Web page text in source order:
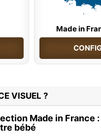
Made in
VISUEL ?
Made in France
bébé